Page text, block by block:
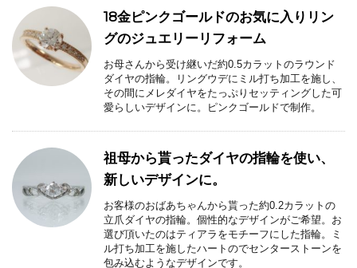
18金ピンクゴールドのお気に入りリン
グのジュエリーリフォーム
お母さんから受け継いだ約0.5カラットのラウンド
ダイヤの指輪。リングウデにミル打ち加工を施し、
その間にメレダイヤをたっぷりセッティングした可
愛らしいデザインに。ピンクゴールドで制作。
祖母から貰ったダイヤの指輪を使い、
新しいデザインに。
お客様のおばあちゃんから貰った約0.2カラットの
立爪ダイヤの指輪。個性的なデザインがご希望。お
選び頂いたのはティアラをモチーフにした指輪。ミ
ル打ち加工を施したハートのでセンターストーンを
包み込むようなデザインです。